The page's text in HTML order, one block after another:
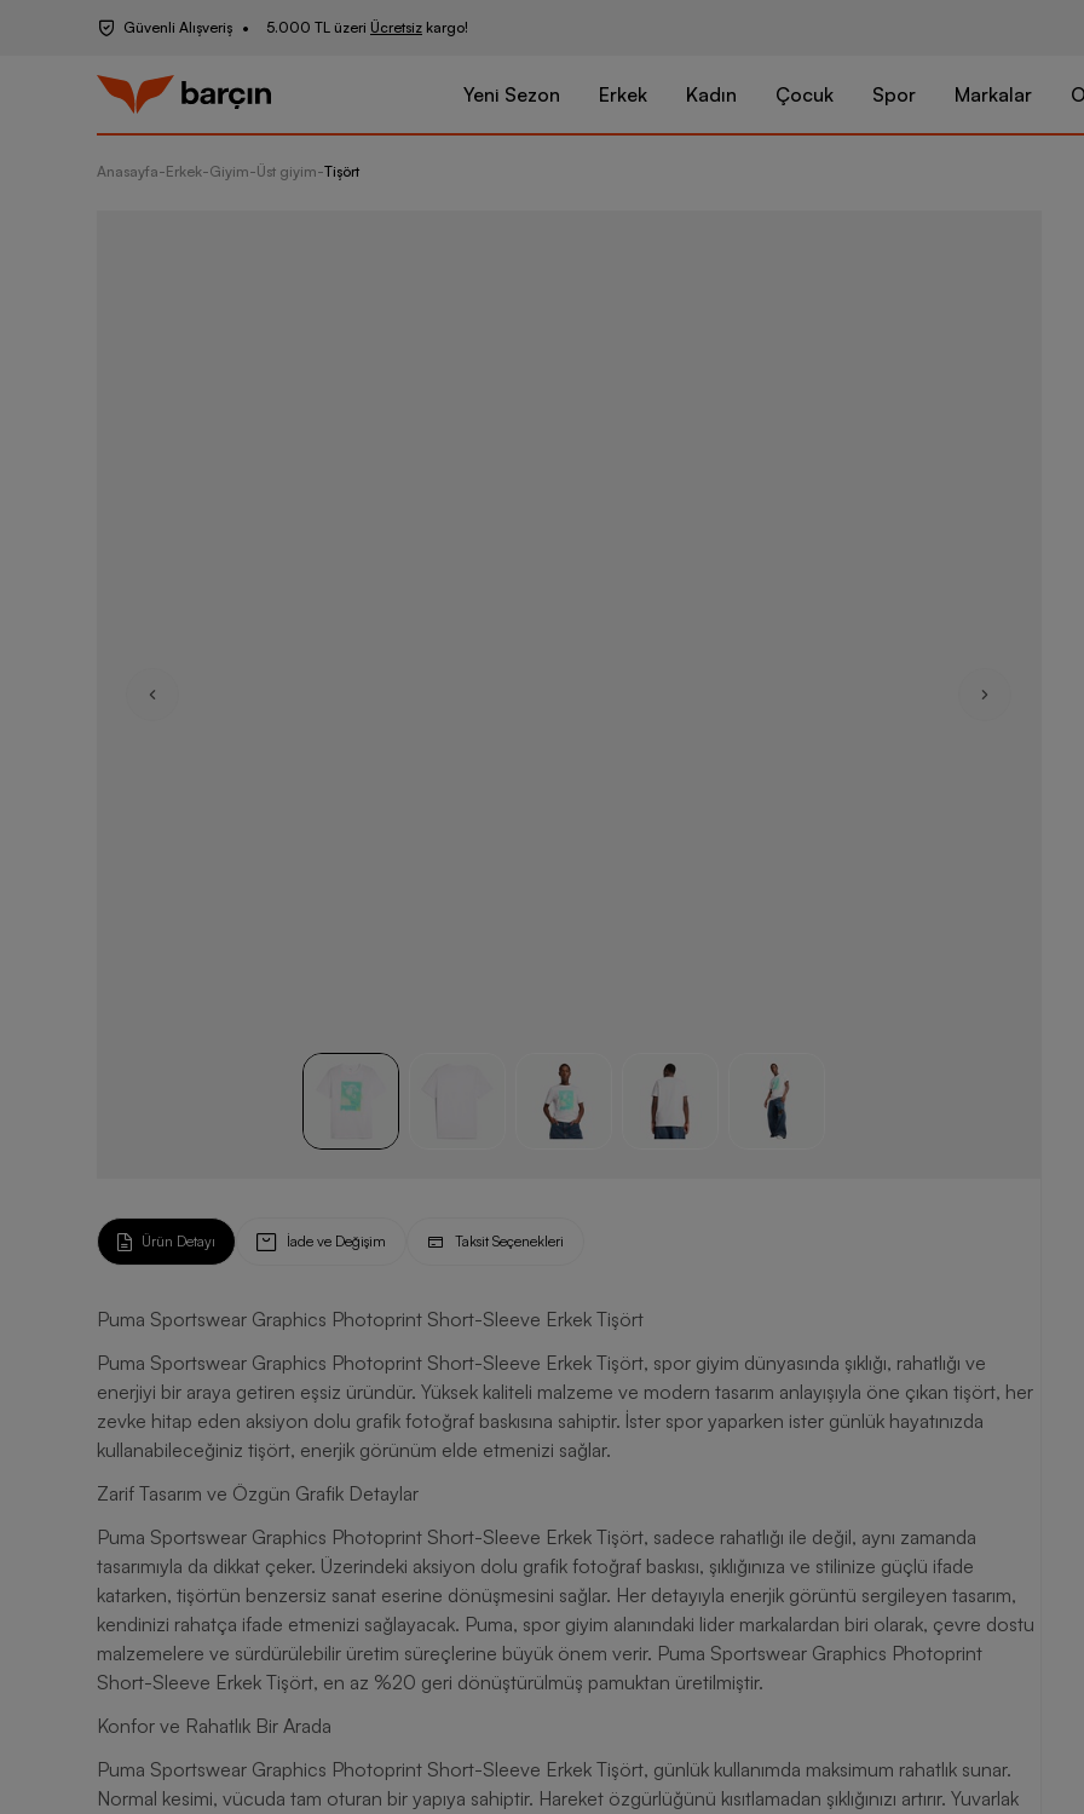
Güvenli Alışveriş 5.000 TL üzeri Ücretsiz kargo!
Yeni Sezon Erkek Kadın Çocuk Spor Markalar
Anasayfa-Erkek-Giyim-Üst giyim-Tişört
Puma
Ürün Detayı İade ve Değişim Taksit Seçenekleri
Puma Sportswear Graphics Photoprint Short-Sleeve Erkek Tişört
Puma Sportswear Graphics Photoprint Short-Sleeve Erkek Tişört, spor giyim dünyasında şıklığı, rahatlığı ve
enerjiyi bir araya getiren eşsiz üründür. Yüksek kaliteli malzeme ve modern tasarım anlayışıyla öne çıkan tişört, her
zevke hitap eden aksiyon dolu grafik fotoğraf baskısına sahiptir. İster spor yaparken ister günlük hayatınızda
kullanabileceğiniz tişört, enerjik görünüm elde etmenizi sağlar.
Zarif Tasarım ve Özgün Grafik Detaylar
Puma Sportswear Graphics Photoprint Short-Sleeve Erkek Tişört, sadece rahatlığı ile değil, aynı zamanda
tasarımıyla da dikkat çeker. Üzerindeki aksiyon dolu grafik fotoğraf baskısı, şıklığınıza ve stilinize güçlü ifade
katarken, tişörtün benzersiz sanat eserine dönüşmesini sağlar. Her detayıyla enerjik görüntü sergileyen tasarım,
kendinizi rahatça ifade etmenizi sağlayacak. Puma, spor giyim alanındaki lider markalardan biri olarak, çevre dostu
malzemelere ve sürdürülebilir üretim süreçlerine büyük önem verir. Puma Sportswear Graphics Photoprint
Short-Sleeve Erkek Tişört, en az %20 geri dönüştürülmüş pamuktan üretilmiştir.
Konfor ve Rahatlık Bir Arada
Puma Sportswear Graphics Photoprint Short-Sleeve Erkek Tişört, günlük kullanımda maksimum rahatlık sunar.
Normal kesimi, vücuda tam oturan bir yapıya sahiptir. Hareket özgürlüğünü kısıtlamadan şıklığınızı artırır. Yuvarlak